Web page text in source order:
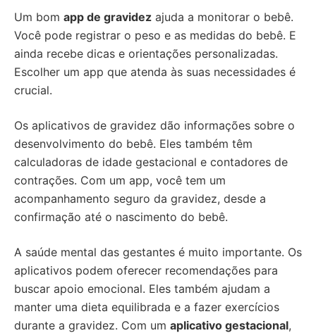
Um bom app de gravidez ajuda a monitorar o bebê.
Você pode registrar o peso e as medidas do bebê. E
ainda recebe dicas e orientações personalizadas.
Escolher um app que atenda às suas necessidades é
crucial.
Os aplicativos de gravidez dão informações sobre o
desenvolvimento do bebê. Eles também têm
calculadoras de idade gestacional e contadores de
contrações. Com um app, você tem um
acompanhamento seguro da gravidez, desde a
confirmação até o nascimento do bebê.
A saúde mental das gestantes é muito importante. Os
aplicativos podem oferecer recomendações para
buscar apoio emocional. Eles também ajudam a
manter uma dieta equilibrada e a fazer exercícios
durante a gravidez. Com um aplicativo gestacional,